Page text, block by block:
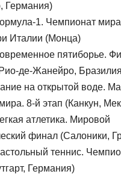
Германия)
1. Чемпионат
Италии (Монца)
пятиборье.
де-Жанейро,
на открытой воде.
8-й этап (Канкун,
атлетика. Мировой
финал (Салоники,
теннис.
Германия)